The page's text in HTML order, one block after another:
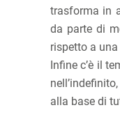
trasforma in
da parte di
rispetto a
Infine c’è il
alla base di